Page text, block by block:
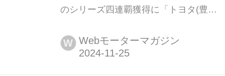
のシリーズ四連覇獲得に「トヨタ(豊
ャパン】 2024年11月22-24日、WRC
世界ラリー選手第13戦(最終戦)ラリー
W Webモーターマガジン